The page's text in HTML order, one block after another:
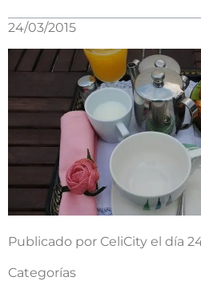
24/03/2015
Publicado por CeliCity el día
Categorías